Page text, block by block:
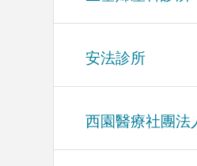
安法診所
西園醫療社團法